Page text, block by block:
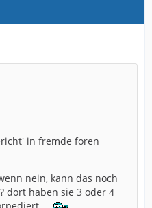
in fremde foren
nein, kann das noch
dort haben sie 3 oder 4